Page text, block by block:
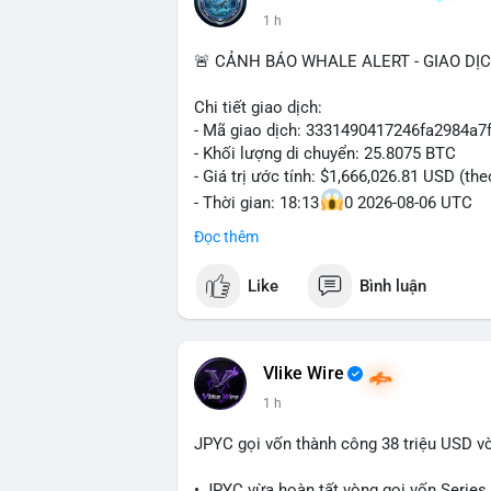
1 h
🚨 CẢNH BÁO WHALE ALERT - GIAO
Chi tiết giao dịch:
- Mã giao dịch:
- Khối lượng di chuyển: 25.8075 BTC
- Giá trị ước tính: $1,666,026.81 USD
- Thời gian: 18:13
0 2026-08-06 UTC
Nhận định phân tích hành vi của Cá voi
Khối lượng 25.8 BTC trị giá hơn 1.66
cho thấy dấu hiệu của một tổ chức
thể là bước khởi đầu cho việc phân bổ
hạn có thể gia tăng. Ngược lại, nếu
niềm tin cho thị trường. Mức giá $64,556
đáng chú ý, vì cá voi thường hành động
Lời khuyên ngắn gọn cho nhà đầu tư
Nhà đầu tư nên theo dõi sát dòng tiền
Đọc thêm
Like Bình luận
Vlike Wire
1 h
JPYC gọi vốn thành công 38 triệu USD